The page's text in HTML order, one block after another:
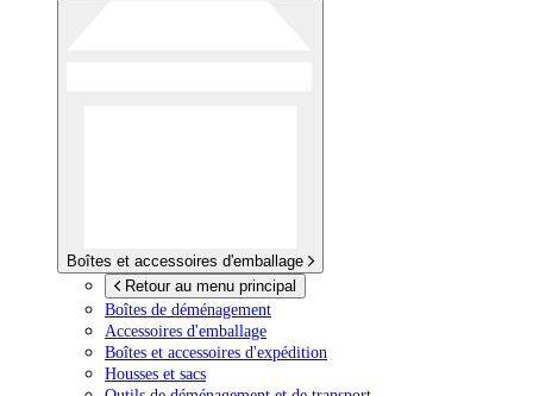
Boîtes et accessoires d'emballage
Retour au menu principal
Boîtes de déménagement
Accessoires d'emballage
Boîtes et accessoires d'expédition
Housses et sacs